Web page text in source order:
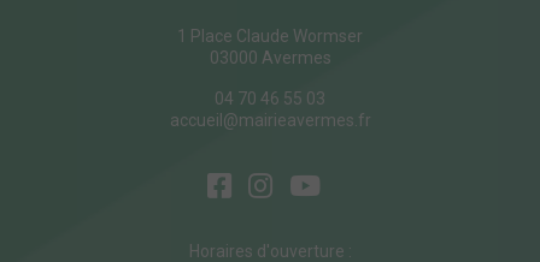
1 Place Claude Wormser
03000 Avermes
04 70 46 55 03
accueil@mairieavermes.fr
Horaires d'ouverture :